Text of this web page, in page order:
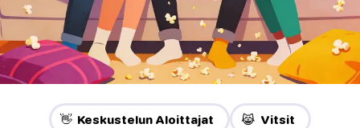
👋 Keskustelun Aloittajat 😹 Vitsit